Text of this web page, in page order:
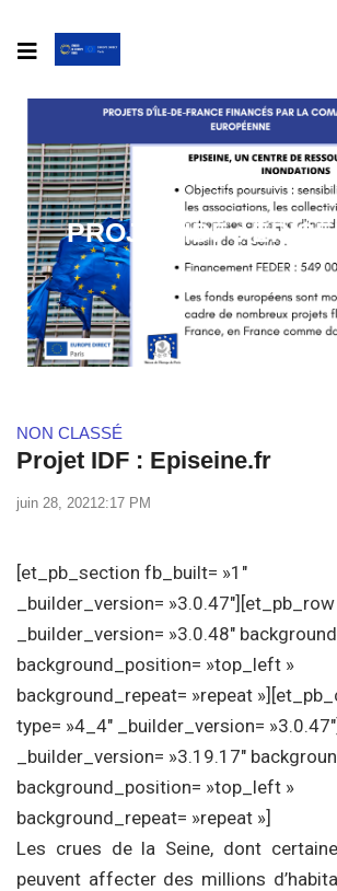
PROJET IDF :
NON CLASSÉ
Projet IDF : Episeine.fr
juin 28, 20212:17 PM
[et_pb_section fb_built= »1″
_builder_version= »3.0.47″][et_pb_row
_builder_version= »3.0.48″
background_position= »top_left »
background_repeat= »repeat
type= »4_4″ _builder_version=
_builder_version= »3.19.17″
background_position= »top_left »
background_repeat= »repeat »]
Les crues de la Seine, dont
peuvent affecter des millions